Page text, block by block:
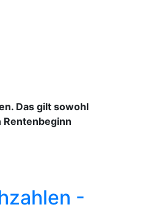
Das gilt sowohl
Rentenbeginn
-